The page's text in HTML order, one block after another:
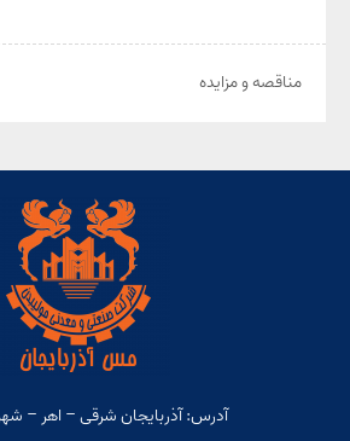
مناقصه و مزایده
آدرس: آذربایجان شرقی – اهر –